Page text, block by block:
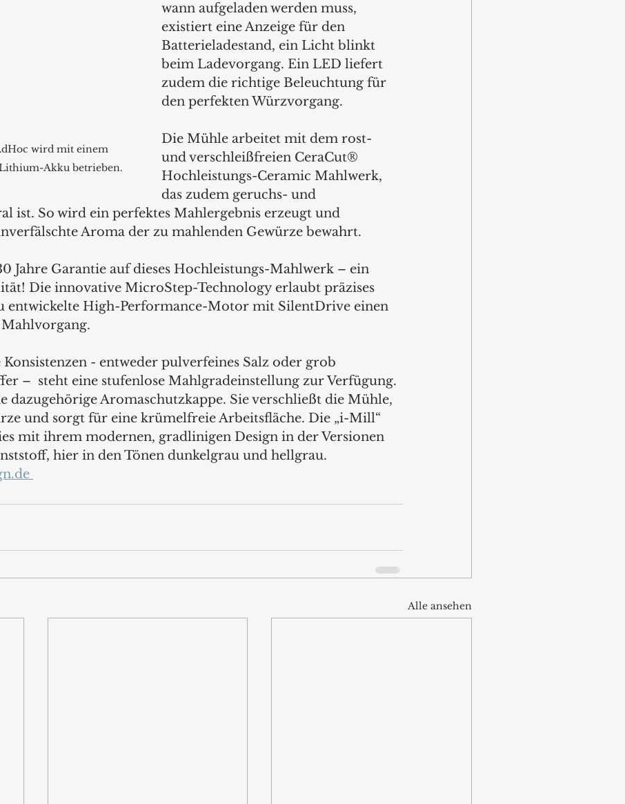
wird mit einem
Akku betrieben.
wann aufgeladen werden muss,
existiert eine Anzeige für den
Batterieladestand, ein Licht blinkt
beim Ladevorgang. Ein LED liefert
zudem die richtige Beleuchtung für
den perfekten Würzvorgang.
Die Mühle arbeitet mit dem rost-
und verschleißfreien CeraCut®
Hochleistungs-Ceramic Mahlwerk,
das zudem geruchs- und
ist. So wird ein perfektes Mahlergebnis erzeugt und
Aroma der zu mahlenden Gewürze bewahrt.
Jahre Garantie auf dieses Hochleistungs-Mahlwerk – ein
Die innovative MicroStep-Technology erlaubt präzises
entwickelte High-Performance-Motor mit SilentDrive einen
- entweder pulverfeines Salz oder grob
–  steht eine stufenlose Mahlgradeinstellung zur Verfügung.
dazugehörige Aromaschutzkappe. Sie verschließt die Mühle,
und sorgt für eine krümelfreie Arbeitsfläche. Die „i-Mill“
mit ihrem modernen, gradlinigen Design in der Versionen
hier in den Tönen dunkelgrau und hellgrau.
Alle ansehen